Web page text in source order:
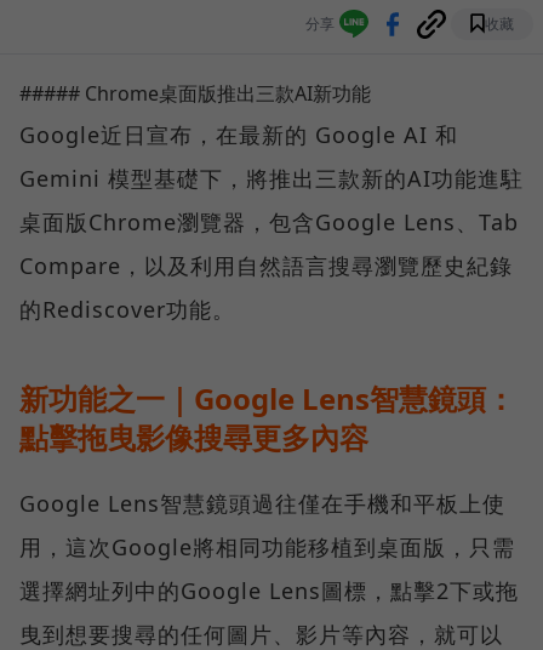
分享 收藏
##### Chrome桌面版推出三款AI新功能
Google近日宣布，在最新的 Google AI 和
Gemini 模型基礎下，將推出三款新的AI功能進駐
桌面版Chrome瀏覽器，包含Google Lens、Tab
Compare，以及利用自然語言搜尋瀏覽歷史紀錄
的Rediscover功能。
新功能之一｜Google Lens智慧鏡頭：
點擊拖曳影像搜尋更多內容
Google Lens智慧鏡頭過往僅在手機和平板上使
用，這次Google將相同功能移植到桌面版，只需
選擇網址列中的Google Lens圖標，點擊2下或拖
曳到想要搜尋的任何圖片、影片等內容，就可以